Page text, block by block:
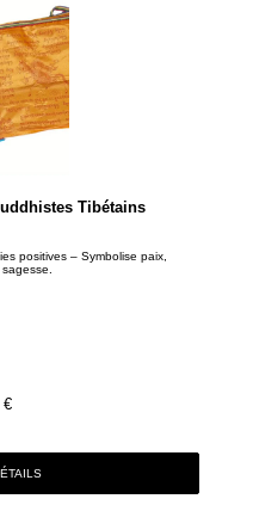
Tibétains
positives – Symbolise paix,
€